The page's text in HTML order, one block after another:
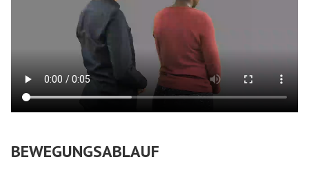
BEWEGUNGSABLAUF